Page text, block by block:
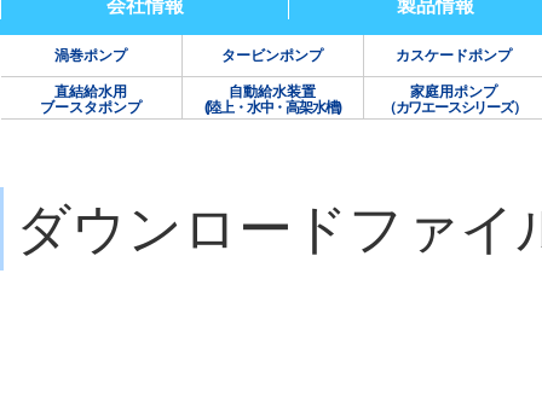
会社情報 製品情報
渦巻ポンプ タービンポンプ カスケードポンプ
直結給水用
ブースタポンプ
自動給水装置
(陸上・水中・高架水槽)
家庭用ポンプ
（カワエースシリーズ）
ダウンロードファイ